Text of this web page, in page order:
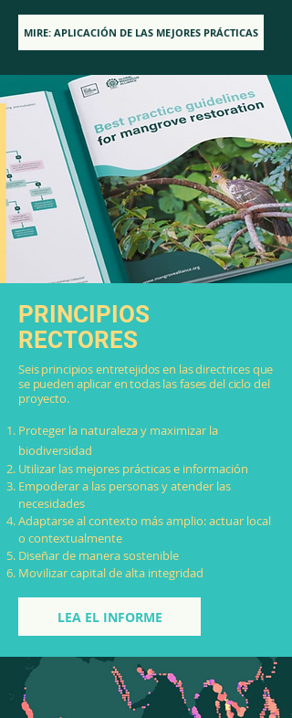
MIRE: APLICACIÓN DE LAS MEJORES PRÁCTICAS
PRINCIPIOS
RECTORES
Seis principios entretejidos en las directrices que
se pueden aplicar en todas las fases del ciclo del
proyecto.
Proteger la naturaleza y maximizar la
biodiversidad
Utilizar las mejores prácticas e información
Empoderar a las personas y atender las
necesidades
Adaptarse al contexto más amplio: actuar local
o contextualmente
Diseñar de manera sostenible
​Movilizar capital de alta integridad
LEA EL INFORME